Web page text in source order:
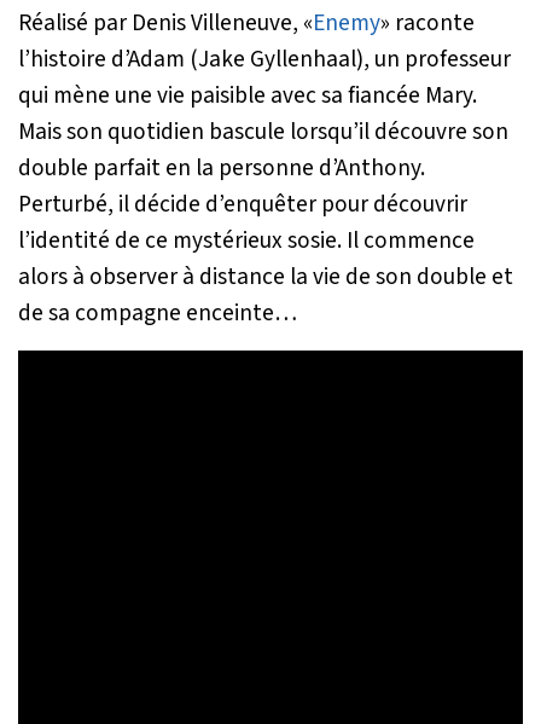
Réalisé par Denis Villeneuve, «Enemy» raconte
l’histoire d’Adam (Jake Gyllenhaal), un professeur
qui mène une vie paisible avec sa fiancée Mary.
Mais son quotidien bascule lorsqu’il découvre son
double parfait en la personne d’Anthony.
Perturbé, il décide d’enquêter pour découvrir
l’identité de ce mystérieux sosie. Il commence
alors à observer à distance la vie de son double et
de sa compagne enceinte…